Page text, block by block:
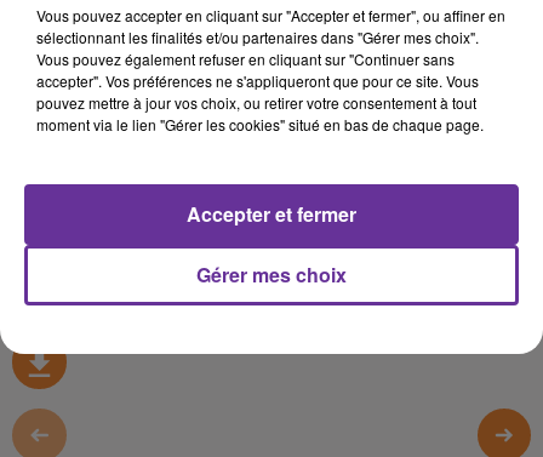
omar
ZAWIYAT AL CHARK `RAZZAN `ROGER`ISMAT
MANSOUR PA 13`10`25_
MANSOUR PA 13`10`25_
0:00 7 min 10 sec
Vous pouvez accepter en cliquant sur "Accepter et fermer", ou affiner en
sélectionnant les finalités et/ou partenaires dans "Gérer mes choix".
Vous pouvez également refuser en cliquant sur "Continuer sans
accepter". Vos préférences ne s'appliqueront que pour ce site. Vous
pouvez mettre à jour vos choix, ou retirer votre consentement à tout
moment via le lien "Gérer les cookies" situé en bas de chaque page.
Gérer mes choix
Accepter et fermer